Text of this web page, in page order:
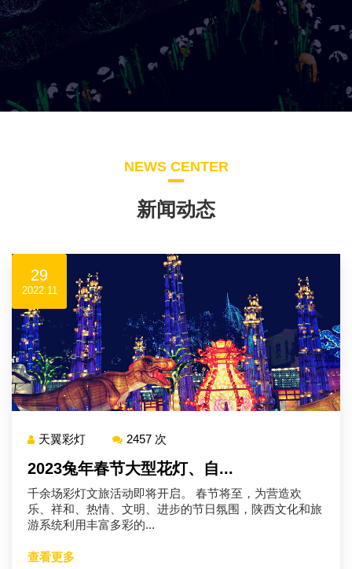
NEWS CENTER
新闻动态
29
2022.11
天翼彩灯 2457 次
2023兔年春节大型花灯、自...
千余场彩灯文旅活动即将开启。 春节将至，为营造欢
乐、祥和、热情、文明、进步的节日氛围，陕西文化和旅
游系统利用丰富多彩的...
查看更多